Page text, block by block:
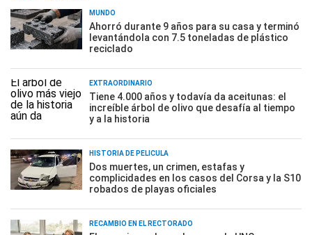
MUNDO
Ahorró durante 9 años para su casa y terminó
levantándola con 7.5 toneladas de plástico
reciclado
EXTRAORDINARIO
Tiene 4.000 años y todavía da aceitunas: el
increíble árbol de olivo que desafía al tiempo
y a la historia
HISTORIA DE PELÍCULA
Dos muertes, un crimen, estafas y
complicidades en los casos del Corsa y la S10
robados de playas oficiales
RECAMBIO EN EL RECTORADO